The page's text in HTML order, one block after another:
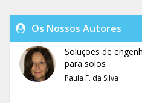
Os Nossos Autores
Soluções de
para solos
Paula F. da Silva